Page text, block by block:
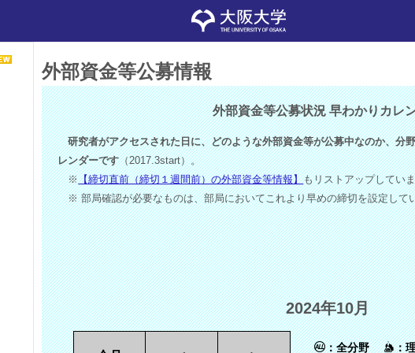
外部資金等公募情報
外部資金等公募状況 早わかりカレ
研究者がアクセスされた日に、どのような外部資金等が公募中なのか、分
レンダーです（2017.3start）。
※【締切直前（締切１週間前）の外部資金等情報】もリストアップしてい
※ 部局確認が必要なものは、部局においてこれより早めの締切を設定して
2024年10月
：全分野
：